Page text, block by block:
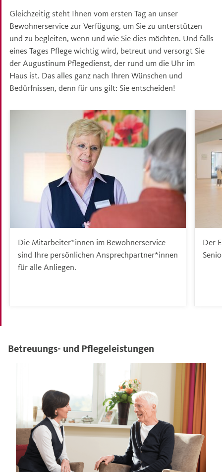
Gleichzeitig steht Ihnen vom ersten Tag an unser
Bewohnerservice zur Verfügung, um Sie zu unterstützen
und zu begleiten, wenn und wie Sie dies möchten. Und falls
eines Tages Pflege wichtig wird, betreut und versorgt Sie
der Augustinum Pflegedienst, der rund um die Uhr im
Haus ist. Das alles ganz nach Ihren Wünschen und
Bedürfnissen, denn für uns gilt: Sie entscheiden!
Die Mitarbeiter*innen im Bewohnerservice
sind Ihre persönlichen Ansprechpartner*innen
für alle Anliegen.
Der
Betreuungs- und Pflegeleistungen